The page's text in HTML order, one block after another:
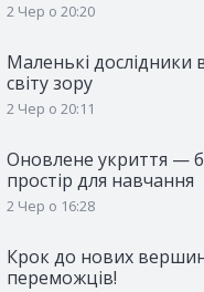
2 Чер о 20:20
Маленькі дослідники
світу зору
2 Чер о 20:11
Оновлене укриття —
простір для навчання
2 Чер о 16:28
Крок до нових
переможців!